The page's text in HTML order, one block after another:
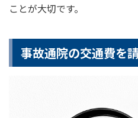
ことが大切です。
事故通院の交通費を